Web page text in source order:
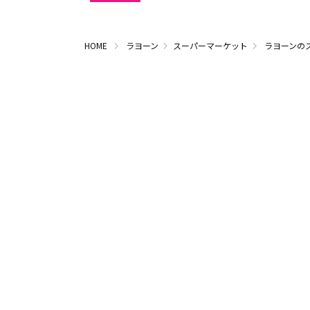
HOME ラヨーン スーパーマーケット ラヨーンの